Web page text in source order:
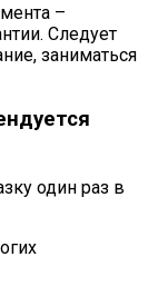
–
Следует
заниматься
один раз в